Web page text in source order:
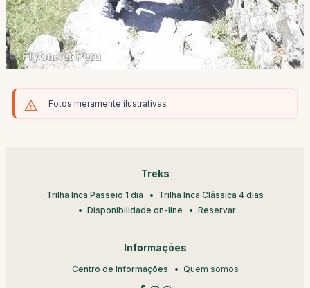
Fotos meramente ilustrativas
Treks
Trilha Inca Passeio 1 dia
Trilha Inca Clássica 4 dias
Disponibilidade on-line
Reservar
Informações
Centro de Informações Quem somos